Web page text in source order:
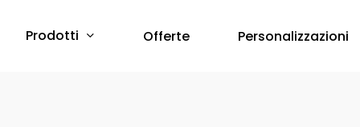
Prodotti Offerte Personalizzazioni